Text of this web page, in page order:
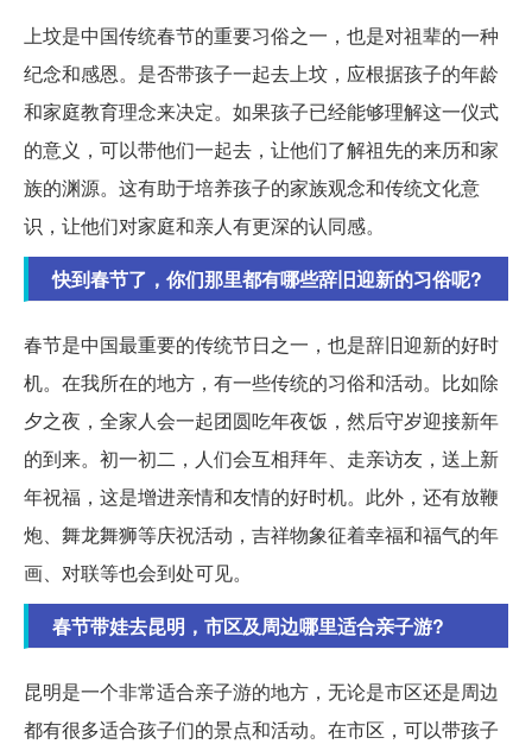
上坟是中国传统春节的重要习俗之一，也是对祖辈的一种
纪念和感恩。是否带孩子一起去上坟，应根据孩子的年龄
和家庭教育理念来决定。如果孩子已经能够理解这一仪式
的意义，可以带他们一起去，让他们了解祖先的来历和家
族的渊源。这有助于培养孩子的家族观念和传统文化意
识，让他们对家庭和亲人有更深的认同感。
快到春节了，你们那里都有哪些辞旧迎新的习俗呢?
春节是中国最重要的传统节日之一，也是辞旧迎新的好时
机。在我所在的地方，有一些传统的习俗和活动。比如除
夕之夜，全家人会一起团圆吃年夜饭，然后守岁迎接新年
的到来。初一初二，人们会互相拜年、走亲访友，送上新
年祝福，这是增进亲情和友情的好时机。此外，还有放鞭
炮、舞龙舞狮等庆祝活动，吉祥物象征着幸福和福气的年
画、对联等也会到处可见。
春节带娃去昆明，市区及周边哪里适合亲子游?
昆明是一个非常适合亲子游的地方，无论是市区还是周边
都有很多适合孩子们的景点和活动。在市区，可以带孩子